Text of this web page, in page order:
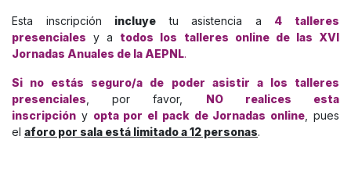
Esta inscripción incluye tu asistencia a 4 talleres
presenciales y a todos los talleres online de las XVI
Jornadas Anuales de la AEPNL.
Si no estás seguro/a de poder asistir a los talleres
presenciales , por favor, NO realices esta
inscripción y opta por el pack de Jornadas online , pues
el aforo por sala está limitado a 12 personas.